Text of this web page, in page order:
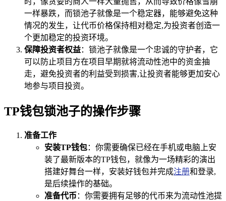
一样暴跌，而锁池子就像是一个稳定器，能够避免这种
情况的发生，让代币价格保持相对稳定,为投资者创造一
个更加稳定的投资环境。
保障投资者权益：锁池子就像是一个忠诚的守护者，它
可以防止项目方在项目早期就将流动性池中的资金抽
走，避免投资者的利益受到损害,让投资者能够更加安心
地参与项目投资。
TP钱包锁池子的操作步骤
准备工作
安装TP钱包：你需要确保已经在手机或电脑上安
装了最新版本的TP钱包，就像为一场精彩的演出
搭建好舞台一样，安装好钱包并完成注册和登录,
是后续操作的基础。
准备代币 ：你需要拥有足够的代币来为流动性池提